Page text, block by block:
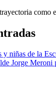
niñas de la
Jorge Meroni